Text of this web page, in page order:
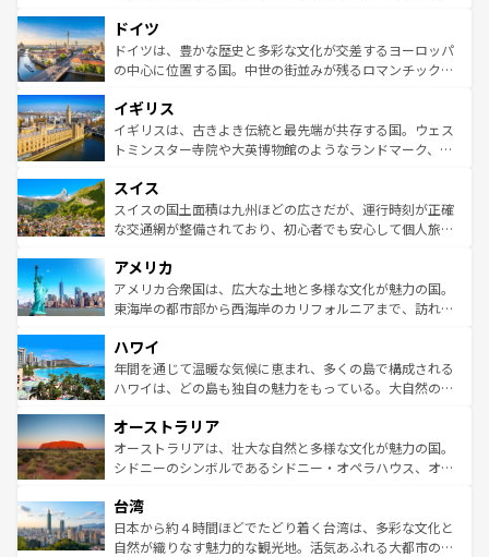
せる。地方によって風土や気候が異なるスペインはその個
性で訪れる人を魅了する。 なお、新着のスペイン情報は コ
ンテンツ一覧を参照してほしい。
で、幅広い魅力が詰まっている。華麗な宮殿、歴史的な大
聖堂、美しいビーチ、そして豊かな自然が、訪れる者を心
から魅了する。また、フランスは美食の国としても知ら
いる。シャンパンの発祥地であるランス、プロヴァンスの
香り高いラベンダー畑など、多彩な楽しみ方が可能だ。さ
らに、パリ以外の地域にも魅力が溢れており、どの街角に
れる地方に足を運ぶとそれぞれで全く異なる文化を体験で
きるだろう。 なお、新着のフランス情報はコンテンツ一覧
を参照してほしい。
ドイツ
ドイツは、豊かな歴史と多彩な文化が交差するヨーロッパ
の中心に位置する国。中世の街並みが残るロマンチック街
顔を持つこの国は、どこを歩いても飽きることがない。ベ
ルリンの文化的活気、バイエルン州のアルプスの絶景、そ
してライン川沿いのワイン畑といった風景は必見。ビール
は、お酒好きな人にはぜひ体験してほしい。 なお、新着の
ドイツ情報はコンテンツ一覧を参照してほしい。
イギリス
イギリスは、古きよき伝統と最先端が共存する国。ウェス
トミンスター寺院や大英博物館のようなランドマーク、歴
リアごとに異なる魅力がある。また、優雅なアフタヌーン
ティー、ビール好きにはたまらない英国パブ、サッカー観
戦など、本場だからこそできる体験も豊富。イギリスを旅
ンツ一覧を参照してほしい。
スイス
スイスの国土面積は九州ほどの広さだが、運行時刻が正確
な交通網が整備されており、初心者でも安心して個人旅行
の建物がそのまま残る町や、スイスならではのユニークな
博物館もあり、アルプス観光だけでなく町歩きも満喫する
ことができる。国民の所得が高いため物価も高いが、旅行
ば市内交通費無料で観光を楽しむこともできる。 なお、新
着のスイス情報はコンテンツ一覧 を参照してほしい。
アメリカ
アメリカ合衆国は、広大な土地と多様な文化が魅力の国。
東海岸の都市部から西海岸のカリフォルニアまで、訪れる
のような巨大都市は、観光、ショッピング、エンターテイ
ンメントが詰まった刺激的なスポットだ。一方、アメリカ
西部には大自然が広がり、グランドキャニオンやイエロー
部のニューオーリンズでは、音楽と美食が融合した独特の
文化が魅力。旅行者はアメリカの各地域で異なる魅力を楽
しみながら、その多様性と豊かな歴史を感じることができ
ならではの贅沢な旅のスタイルだ。 なお、新着のアメリカ
情報はコンテンツ一覧を参照してほしい。
ハワイ
年間を通じて温暖な気候に恵まれ、多くの島で構成される
ハワイは、どの島も独自の魅力をもっている。大自然の神
ワイ島は見逃せない。また、定番の観光地といえばオアフ
島だが、静かな自然を求めるならマウイ島やカウアイ島が
おすすめ。エメラルドグリーンに輝く海をはじめ、豊かな
れるおもてなしの心で訪れる人々を迎えてくれるハワイの
人々、おいしいローカルフードやハワイアンミュージッ
ク、伝統的なフラダンスなど、すべてがハワイの魅力を彩
オーストラリア
オーストラリアは、壮大な自然と多様な文化が魅力の国。
シドニーのシンボルであるシドニー・オペラハウス、オー
リアリーフや大陸中央部にそびえるウルル（エアーズロッ
ク）、タスマニアの美しい原生林やケアンズの熱帯雨林な
ど、見どころがたくさん。また、カフェやワイン、オージ
台湾
日本から約４時間ほどでたどり着く台湾は、多彩な文化と
自然が織りなす魅力的な観光地。活気あふれる大都市の台